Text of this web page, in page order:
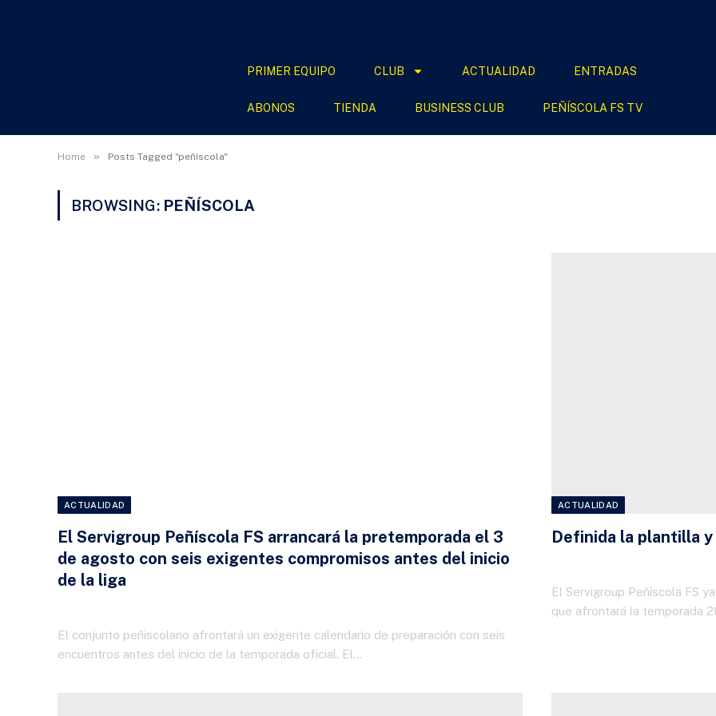
PRIMER EQUIPO CLUB ACTUALIDAD ENTRADAS
ABONOS TIENDA BUSINESS CLUB PEÑÍSCOLA FS TV
Home » Posts Tagged "peñíscola"
BROWSING: PEÑÍSCOLA
ACTUALIDAD
El Servigroup Peñíscola FS arrancará la pretemporada el 3
de agosto con seis exigentes compromisos antes del inicio
de la liga
El conjunto peñiscolano afrontará un exigente calendario de preparación con seis
encuentros antes del inicio de la temporada oficial. El…
ACTUALIDAD
Definida la plantilla
El Servigroup Peñíscola FS
que afrontará la temporada